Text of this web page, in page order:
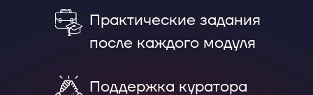
Практические задания
после каждого модуля
Поддержка куратора